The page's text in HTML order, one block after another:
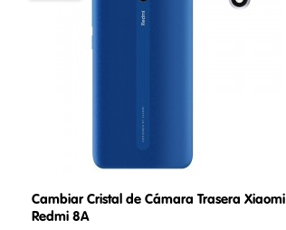
Cambiar Cristal de Cámara Trasera Xiaomi
Redmi 8A